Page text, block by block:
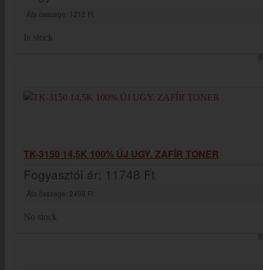
Áfa összege: 1212 Ft
In stock
TK-3150 14,5K 100% ÚJ UGY. ZAFÍR TONER
Fogyasztói ár: 11748 Ft
Áfa összege: 2498 Ft
No stock